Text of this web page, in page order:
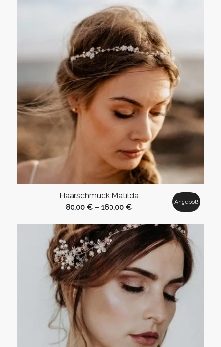
Haarschmuck Matilda
80,00€ –160,00€
Angebot!